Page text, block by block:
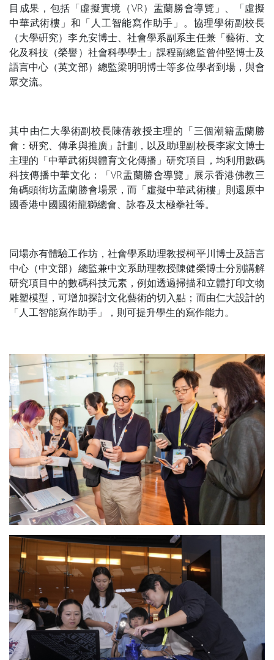
目成果，包括「虛擬實境（VR）盂蘭勝會導覽」、「虛擬
中華武術樓」和「人工智能寫作助手」。協理學術副校長
（大學硏究）李允安博士、社會學系副系主任兼「藝術、文
化及科技（榮譽）社會科學學士」課程副總監曾仲堅博士及
語言中心（英文部）總監梁明明博士等多位學者到場，與會
眾交流。
其中由仁大學術副校長陳蒨教授主理的「三個潮籍盂蘭勝
會：研究、傳承與推廣」計劃，以及助理副校長李家文博士
主理的「中華武術與體育文化傳播」研究項目，均利用數碼
科技傳播中華文化：「VR盂蘭勝會導覽」展示香港佛教三
角碼頭街坊盂蘭勝會場景，而「虛擬中華武術樓」則還原中
國香港中國國術龍獅總會、詠春及太極拳社等。
同場亦有體驗工作坊，社會學系助理教授柯平川博士及語言
中心（中文部）總監兼中文系助理教授陳健榮博士分別講解
研究項目中的數碼科技元素，例如透過掃描和立體打印文物
雕塑模型，可增加探討文化藝術的切入點；而由仁大設計的
「人工智能寫作助手」，則可提升學生的寫作能力。